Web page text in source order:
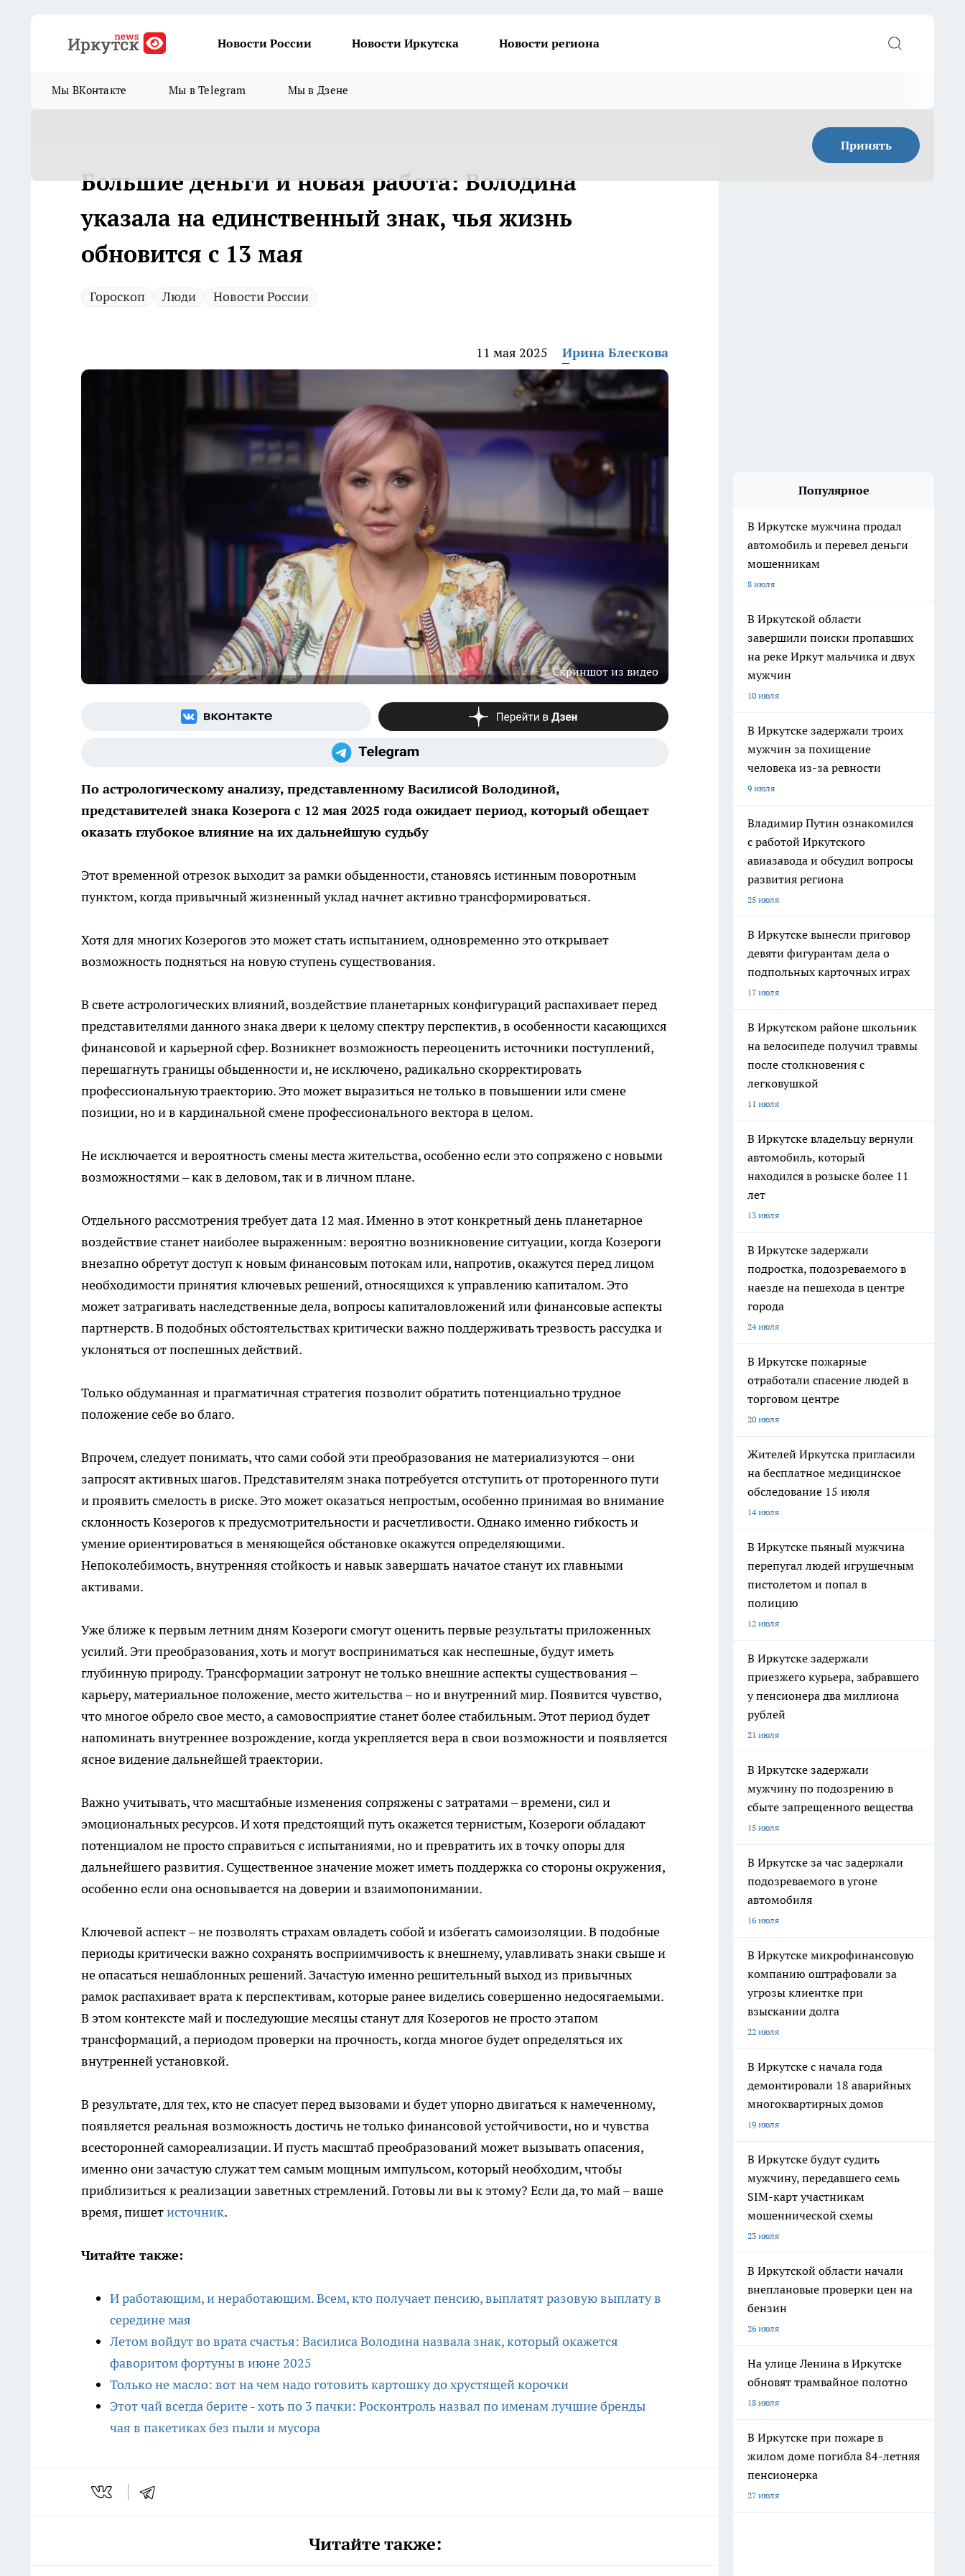
Новости России Новости Иркутска Новости региона
Мы ВКонтакте Мы в Telegram Мы в Дзене
Принять
Большие деньги и новая работа: Володина
указала на единственный знак, чья жизнь
обновится с 13 мая
Гороскоп Люди Новости России
11 мая 2025 Ирина Блескова
Скриншот из видео
По астрологическому анализу, представленному Василисой Володиной,
представителей знака Козерога с 12 мая 2025 года ожидает период, который обещает
оказать глубокое влияние на их дальнейшую судьбу
Этот временной отрезок выходит за рамки обыденности, становясь истинным поворотным
пунктом, когда привычный жизненный уклад начнет активно трансформироваться.
Хотя для многих Козерогов это может стать испытанием, одновременно это открывает
возможность подняться на новую ступень существования.
В свете астрологических влияний, воздействие планетарных конфигураций распахивает перед
представителями данного знака двери к целому спектру перспектив, в особенности касающихся
финансовой и карьерной сфер. Возникнет возможность переоценить источники поступлений,
перешагнуть границы обыденности и, не исключено, радикально скорректировать
профессиональную траекторию. Это может выразиться не только в повышении или смене
позиции, но и в кардинальной смене профессионального вектора в целом.
Не исключается и вероятность смены места жительства, особенно если это сопряжено с новыми
возможностями – как в деловом, так и в личном плане.
Отдельного рассмотрения требует дата 12 мая. Именно в этот конкретный день планетарное
воздействие станет наиболее выраженным: вероятно возникновение ситуации, когда Козероги
внезапно обретут доступ к новым финансовым потокам или, напротив, окажутся перед лицом
необходимости принятия ключевых решений, относящихся к управлению капиталом. Это
может затрагивать наследственные дела, вопросы капиталовложений или финансовые аспекты
партнерств. В подобных обстоятельствах критически важно поддерживать трезвость рассудка и
уклоняться от поспешных действий.
Только обдуманная и прагматичная стратегия позволит обратить потенциально трудное
положение себе во благо.
Впрочем, следует понимать, что сами собой эти преобразования не материализуются – они
запросят активных шагов. Представителям знака потребуется отступить от проторенного пути
и проявить смелость в риске. Это может оказаться непростым, особенно принимая во внимание
склонность Козерогов к предусмотрительности и расчетливости. Однако именно гибкость и
умение ориентироваться в меняющейся обстановке окажутся определяющими.
Непоколебимость, внутренняя стойкость и навык завершать начатое станут их главными
активами.
Уже ближе к первым летним дням Козероги смогут оценить первые результаты приложенных
усилий. Эти преобразования, хоть и могут восприниматься как неспешные, будут иметь
глубинную природу. Трансформации затронут не только внешние аспекты существования –
карьеру, материальное положение, место жительства – но и внутренний мир. Появится чувство,
что многое обрело свое место, а самовосприятие станет более стабильным. Этот период будет
напоминать внутреннее возрождение, когда укрепляется вера в свои возможности и появляется
ясное видение дальнейшей траектории.
Важно учитывать, что масштабные изменения сопряжены с затратами – времени, сил и
эмоциональных ресурсов. И хотя предстоящий путь окажется тернистым, Козероги обладают
потенциалом не просто справиться с испытаниями, но и превратить их в точку опоры для
дальнейшего развития. Существенное значение может иметь поддержка со стороны окружения,
особенно если она основывается на доверии и взаимопонимании.
Ключевой аспект – не позволять страхам овладеть собой и избегать самоизоляции. В подобные
периоды критически важно сохранять восприимчивость к внешнему, улавливать знаки свыше и
не опасаться нешаблонных решений. Зачастую именно решительный выход из привычных
рамок распахивает врата к перспективам, которые ранее виделись совершенно недосягаемыми.
В этом контексте май и последующие месяцы станут для Козерогов не просто этапом
трансформаций, а периодом проверки на прочность, когда многое будет определяться их
внутренней установкой.
В результате, для тех, кто не спасует перед вызовами и будет упорно двигаться к намеченному,
появляется реальная возможность достичь не только финансовой устойчивости, но и чувства
всесторонней самореализации. И пусть масштаб преобразований может вызывать опасения,
именно они зачастую служат тем самым мощным импульсом, который необходим, чтобы
приблизиться к реализации заветных стремлений. Готовы ли вы к этому? Если да, то май – ваше
время, пишетисточник.
Читайте также:
И работающим, и неработающим. Всем, кто получает пенсию, выплатят разовую выплату в
середине мая
Летом войдут во врата счастья: Василиса Володина назвала знак, который окажется
фаворитом фортуны в июне 2025
Только не масло: вот на чем надо готовить картошку до хрустящей корочки
Этот чай всегда берите - хоть по 3 пачки: Росконтроль назвал по именам лучшие бренды
чая в пакетиках без пыли и мусора
Читайте также:
Популярное
В Иркутске мужчина продал
автомобиль и перевел деньги
мошенникам
8 июля
В Иркутской области
завершили поиски пропавших
на реке Иркут мальчика и двух
мужчин
10 июля
В Иркутске задержали троих
мужчин за похищение
человека из-за ревности
9 июля
Владимир Путин ознакомился
с работой Иркутского
авиазавода и обсудил вопросы
развития региона
25 июля
В Иркутске вынесли приговор
девяти фигурантам дела о
подпольных карточных играх
17 июля
В Иркутском районе школьник
на велосипеде получил травмы
после столкновения с
легковушкой
11 июля
В Иркутске владельцу вернули
автомобиль, который
находился в розыске более 11
лет
13 июля
В Иркутске задержали
подростка, подозреваемого в
наезде на пешехода в центре
города
24 июля
В Иркутске пожарные
отработали спасение людей в
торговом центре
20 июля
Жителей Иркутска пригласили
на бесплатное медицинское
обследование 15 июля
14 июля
В Иркутске пьяный мужчина
перепугал людей игрушечным
пистолетом и попал в
полицию
12 июля
В Иркутске задержали
приезжего курьера, забравшего
у пенсионера два миллиона
рублей
21 июля
В Иркутске задержали
мужчину по подозрению в
сбыте запрещенного вещества
15 июля
В Иркутске за час задержали
подозреваемого в угоне
автомобиля
16 июля
В Иркутске микрофинансовую
компанию оштрафовали за
угрозы клиентке при
взыскании долга
22 июля
В Иркутске с начала года
демонтировали 18 аварийных
многоквартирных домов
19 июля
В Иркутске будут судить
мужчину, передавшего семь
SIM-карт участникам
мошеннической схемы
23 июля
В Иркутской области начали
внеплановые проверки цен на
бензин
26 июля
На улице Ленина в Иркутске
обновят трамвайное полотно
18 июля
В Иркутске при пожаре в
жилом доме погибла 84-летняя
пенсионерка
27 июля